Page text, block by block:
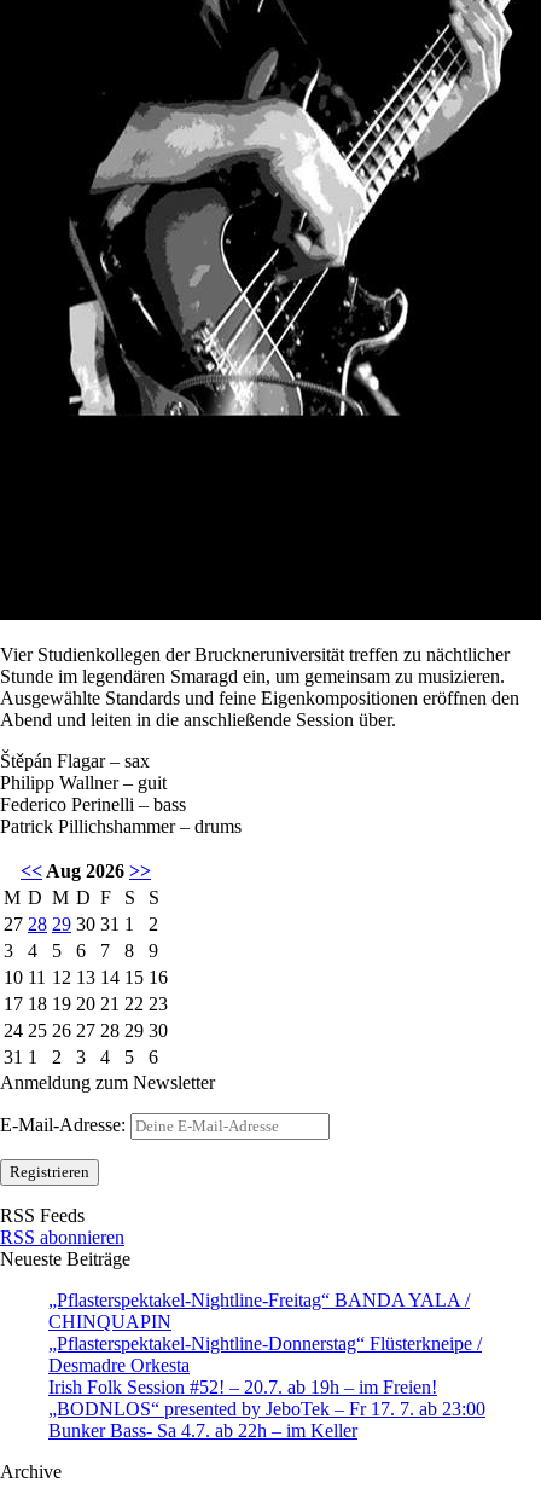
Vier Studienkollegen der Bruckneruniversität treffen zu nächtlicher
Stunde im legendären Smaragd ein, um gemeinsam zu musizieren.
Ausgewählte Standards und feine Eigenkompositionen eröffnen den
Abend und leiten in die anschließende Session über.
Štěpán Flagar – sax
Philipp Wallner – guit
Federico Perinelli – bass
Patrick Pillichshammer – drums
<< Aug 2026 >>
M D M D F S
S
27 28 29 30 31 1
2
3
4 5 6 7 8
9
10 11 12 13 14 15 16
17 18 19 20 21 22 23
24 25 26 27 28 29 30
31 1 2 3 4 5
6
Anmeldung zum Newsletter
E-Mail-Adresse:
RSS Feeds
RSS abonnieren
Neueste Beiträge
„Pflasterspektakel-Nightline-Freitag“ BANDA YALA /
CHINQUAPIN
„Pflasterspektakel-Nightline-Donnerstag“ Flüsterkneipe /
Desmadre Orkesta
Irish Folk Session #52! – 20.7. ab 19h – im Freien!
„BODNLOS“ presented by JeboTek – Fr 17. 7. ab 23:00
Bunker Bass- Sa 4.7. ab 22h – im Keller
Archive